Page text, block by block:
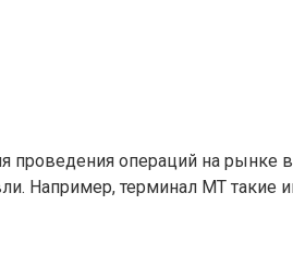
проведения операций на рынке
Например, терминал МТ такие